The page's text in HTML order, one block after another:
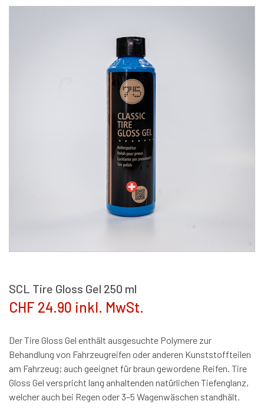
SCL Tire Gloss Gel 250 ml
CHF 24.90 inkl. MwSt.
Der Tire Gloss Gel enthält ausgesuchte Polymere zur
Behandlung von Fahrzeugreifen oder anderen Kunststoffteilen
am Fahrzeug; auch geeignet für braun gewordene Reifen. Tire
Gloss Gel verspricht lang anhaltenden natürlichen Tiefenglanz,
welcher auch bei Regen oder 3–5 Wagenwäschen standhält.